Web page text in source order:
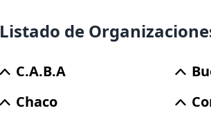
Listado de
C.a.b.a
Chaco